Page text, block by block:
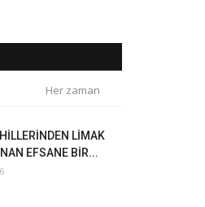
Her zaman
LİMAK
EFSANE BİR...